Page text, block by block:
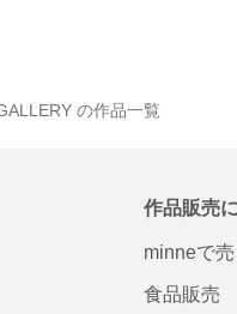
の作品一覧
作品販売
minneで
食品販売